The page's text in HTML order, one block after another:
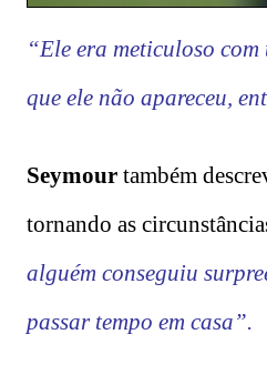
“Ele era meticuloso
que ele não apareceu,
Seymour também
tornando as
alguém conseguiu
passar tempo em casa”.